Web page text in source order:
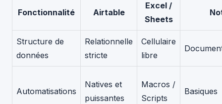
Fonctionnalité Airtable
Excel /
Sheets
Structure de
données
Relationnelle
stricte
Cellulaire
libre
Automatisations
Natives et
puissantes
Macros /
Scripts
Basiques